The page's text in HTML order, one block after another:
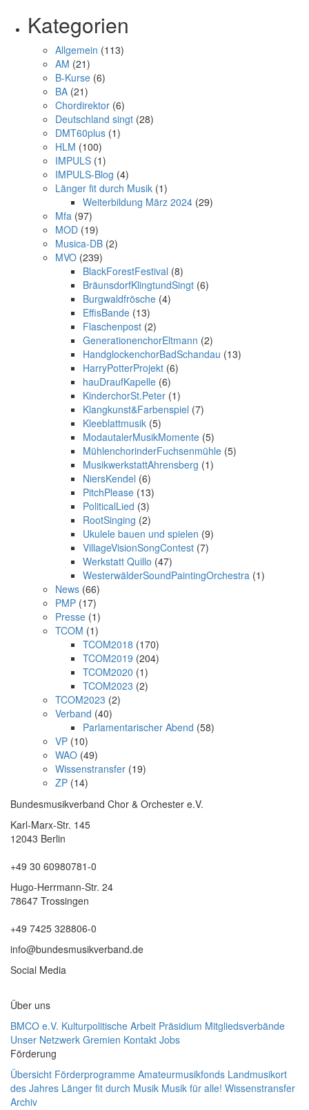
Kategorien
Allgemein (113)
AM (21)
B-Kurse (6)
BA (21)
Chordirektor (6)
Deutschland singt (28)
DMT60plus (1)
HLM (100)
IMPULS (1)
IMPULS-Blog (4)
Länger fit durch Musik (1)
Weiterbildung März 2024 (29)
Mfa (97)
MOD (19)
Musica-DB (2)
MVO (239)
BlackForestFestival (8)
BräunsdorfKlingtundSingt (6)
Burgwaldfrösche (4)
EffisBande (13)
Flaschenpost (2)
GenerationenchorEltmann (2)
HandglockenchorBadSchandau (13)
HarryPotterProjekt (6)
hauDraufKapelle (6)
KinderchorSt.Peter (1)
Klangkunst&Farbenspiel (7)
Kleeblattmusik (5)
ModautalerMusikMomente (5)
MühlenchorinderFuchsenmühle (5)
MusikwerkstattAhrensberg (1)
NiersKendel (6)
PitchPlease (13)
PoliticalLied (3)
RootSinging (2)
Ukulele bauen und spielen (9)
VillageVisionSongContest (7)
Werkstatt Quillo (47)
WesterwälderSoundPaintingOrchestra (1)
News (66)
PMP (17)
Presse (1)
TCOM (1)
TCOM2018 (170)
TCOM2019 (204)
TCOM2020 (1)
TCOM2023 (2)
TCOM2023 (2)
Verband (40)
Parlamentarischer Abend (58)
VP (10)
WAO (49)
Wissenstransfer (19)
ZP (14)
Bundesmusikverband Chor & Orchester e.V.
Karl-Marx-Str. 145
12043 Berlin
+49 30 60980781-0
Hugo-Herrmann-Str. 24
78647 Trossingen
+49 7425 328806-0
info@bundesmusikverband.de
Social Media
Über uns
BMCO e.V. Kulturpolitische Arbeit Präsidium Mitgliedsverbände
Unser Netzwerk Gremien Kontakt Jobs
Förderung
Übersicht Förderprogramme Amateurmusikfonds Landmusikort
des Jahres Länger fit durch Musik Musik für alle! Wissenstransfer
Archiv